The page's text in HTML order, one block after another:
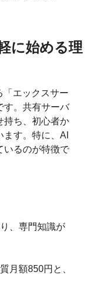
に始める理
「エックスサー
す。共有サーバ
持ち、初心者か
す。特に、AI
いるのが特徴で
、専門知識が
月額850円と、